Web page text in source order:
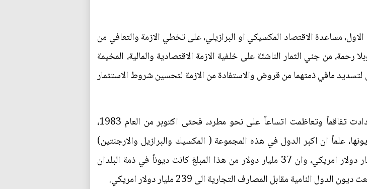
مساعدة الاقتصاد المكسيكي او البرازيلي، على تخطي الازمة والتعافي من
رحمة، من جني الثمار الناشئة على خلفية الازمة الاقتصادية والمالية، المخيمة
لتسديد مافي ذمتهما من قروض والاستفادة من الازمة لتحسين شروط الاستثمار
ولما كانت اسباب الازمة ذات طبيعة عالمية اصلاً، لذا فأنها ازدادت تفاقماً وتعاظمت اتساعاً على نحو مطرد، فحتى اكتوبر من العام 1983،
ديونها، علماً ان اكبر الدول في هذه المجموعة ( المكسيك والبرازيل والارجنتين)
كانت ديونها مقابل قطاع المصارف التجارية قد بلغت 176 مليار دولار امريكي، وان 37 مليار دولار من هذا المبلغ كانت ديوناً في ذمة البلدان
مقابل المصارف التجارية الى 239 مليار دولار امريكي.